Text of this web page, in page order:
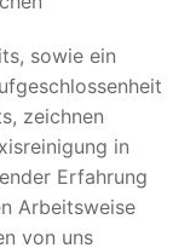
sowie ein
zeichnen
in
Erfahrung
Arbeitsweise
von uns